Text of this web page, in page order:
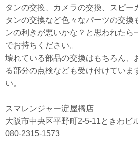
タンの交換、カメラの交換、スピー
タンの交換など色々なパーツの交換
ンの利きが悪いかな？と思われたら
でお持ちください。
壊れている部品の交換はもちろん、
る部分の点検なども受け付けていま
い。
スマレンジャー淀屋橋店
大阪市中央区平野町2-5-11ときわビ
080-2315-1573